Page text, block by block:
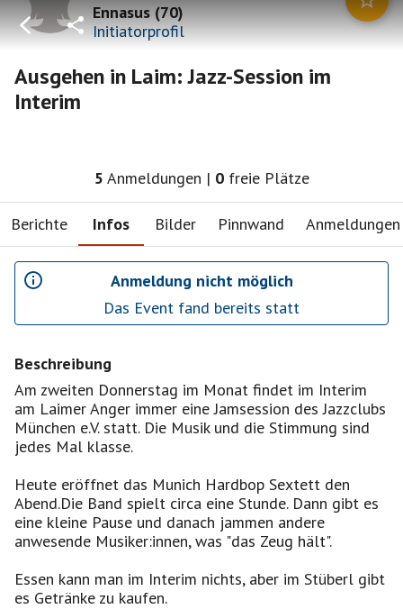
Ennasus(70)
Initiatorprofil
Ausgehen in Laim: Jazz-Session im
Interim
5 Anmeldungen | 0 freie Plätze
Berichte Infos Bilder Pinnwand Anmeldungen
Anmeldung nicht möglich
Das Event fand bereits statt
Beschreibung
Am zweiten Donnerstag im Monat findet im Interim
am Laimer Anger immer eine Jamsession des Jazzclubs
München e.V. statt. Die Musik und die Stimmung sind
jedes Mal klasse.
Heute eröffnet das Munich Hardbop Sextett den
Abend.Die Band spielt circa eine Stunde. Dann gibt es
eine kleine Pause und danach jammen andere
anwesende Musiker:innen, was "das Zeug hält".
Essen kann man im Interim nichts, aber im Stüberl gibt
es Getränke zu kaufen.